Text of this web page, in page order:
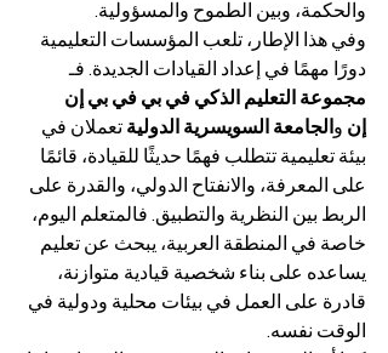
والحكمة، وبين الطموح والمسؤولية.
وفي هذا الإطار، تلعب المؤسسات التعليمية
دورًا مهمًا في إعداد القيادات الجديدة. فـ
مجموعة التعليم الذكي في بي في بي إن
إن و الجامعة السويسرية الدولية تعملان في
بيئة تعليمية تتطلب فهمًا حديثًا للقيادة، قائمًا
على المعرفة، والانفتاح الدولي، والقدرة على
الربط بين النظرية والتطبيق. فالمتعلم اليوم،
خاصة في المنطقة العربية، يبحث عن تعليم
يساعده على بناء شخصية قيادية متوازنة،
قادرة على العمل في بيئات محلية ودولية في
الوقت نفسه.